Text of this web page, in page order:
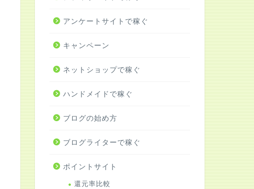
アンケートサイトで稼ぐ
キャンペーン
ネットショップで稼ぐ
ハンドメイドで稼ぐ
ブログの始め方
ブログライターで稼ぐ
ポイントサイト
還元率比較